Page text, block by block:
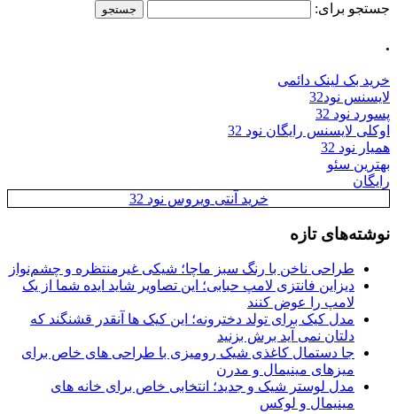
جستجو برای:
.
خرید بک لینک دائمی
لایسنس نود32
پسورد نود 32
اوکلی لایسنس رایگان نود 32
همیار نود 32
بهترین سئو
رایگان
خرید آنتی ویروس نود 32
نوشته‌های تازه
طراحی ناخن با رنگ سبز ماچا؛ شیکی غیرمنتظره و چشم‌نواز
دیزاین فانتزی لامپ حبابی؛ این تصاویر شاید ایده شما از یک
لامپ را عوض کنند
مدل کیک برای تولد دخترونه؛ این کیک ها آنقدر قشنگند که
دلتان نمی آید برش بزنید
جا دستمال کاغذی شیک رومیزی با طراحی های خاص برای
میزهای مینیمال و مدرن
مدل لوستر شیک و جدید؛ انتخابی خاص برای خانه های
مینیمال و لوکس